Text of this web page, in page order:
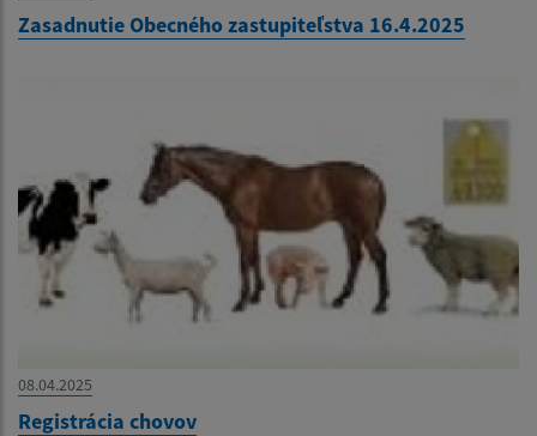
Zasadnutie Obecného zastupiteľstva 16.4.2025
08.04.2025
Registrácia chovov